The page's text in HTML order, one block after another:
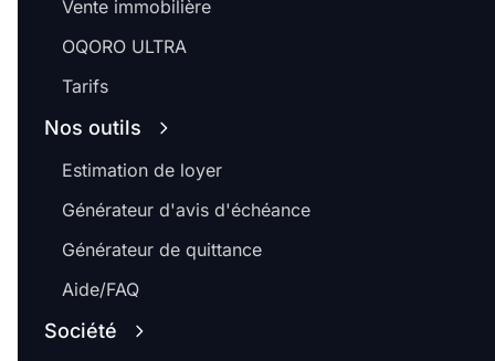
Vente immobilière
OQORO ULTRA
Tarifs
Nos outils
Estimation de loyer
Générateur d'avis d'échéance
Générateur de quittance
Aide/FAQ
Société